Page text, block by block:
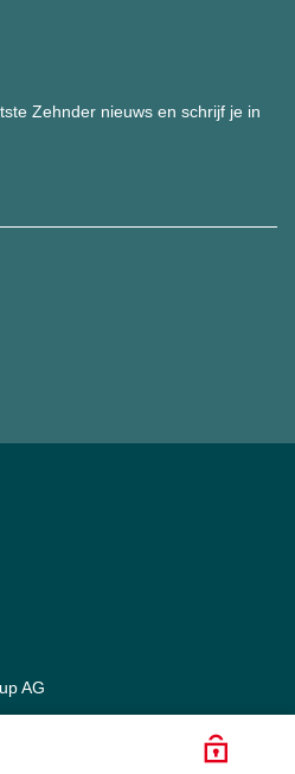
Zehnder nieuws en schrijf je in
AG